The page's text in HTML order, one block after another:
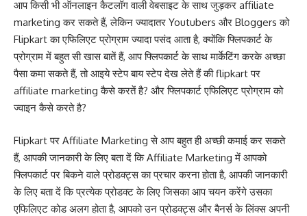
आप किसी भी ऑनलाइन कैटलॉग वाली वेबसाइट के साथ जुड़कर affiliate
marketing कर सकते हैं, लेकिन ज्यादातर Youtubers और Bloggers को
Flipkart का एफिलिएट प्रोग्राम ज्यादा पसंद आता है, क्योंकि फ्लिपकार्ट के
प्रोग्राम में बहुत सी खास बातें हैं, आप फ्लिपकार्ट के साथ मार्केटिंग करके अच्छा
पैसा कमा सकते हैं, तो आइये स्टेप बाय स्टेप देख लेते हैं की flipkart पर
affiliate marketing कैसे करतें है? और फ्लिपकार्ट एफिलिएट प्रोग्राम को
ज्वाइन कैसे करते है?
Flipkart पर Affiliate Marketing से आप बहुत ही अच्छी कमाई कर सकते
हैं, आपकी जानकारी के लिए बता दें कि Affiliate Marketing में आपको
फ्लिपकार्ट पर बिकने वाले प्रोडक्ट्स का प्रचार करना होता है, आपकी जानकारी
के लिए बता दें कि प्रत्येक प्रोडक्ट के लिए जिसका आप चयन करेंगे उसका
एफिलिएट कोड अलग होता है, आपको उन प्रोडक्ट्स और बैनर्स के लिंक्स अपनी